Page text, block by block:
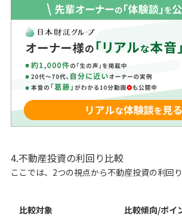
4.不動産投資の利回り比較
ここでは、2つの視点から不動産投資の利回り
比較対象 比較傾向/ポイ